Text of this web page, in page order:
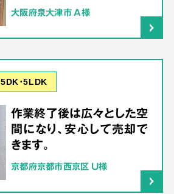
大阪府泉大津市 A様
5DK･5LDK
作業終了後は広々とした空
間になり、安心して売却で
きます。
京都府京都市西京区 U様